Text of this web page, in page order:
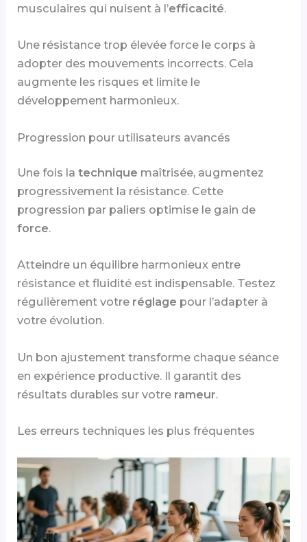
musculaires qui nuisent à l’efficacité.
Une résistance trop élevée force le corps à
adopter des mouvements incorrects. Cela
augmente les risques et limite le
développement harmonieux.
Progression pour utilisateurs avancés
Une fois latechnique maîtrisée, augmentez
progressivement la résistance. Cette
progression par paliers optimise le gain de
force.
Atteindre un équilibre harmonieux entre
résistance et fluidité est indispensable. Testez
régulièrement votre réglage pour l’adapter à
votre évolution.
Un bon ajustement transforme chaque séance
en expérience productive. Il garantit des
résultats durables sur votre rameur.
Les erreurs techniques les plus fréquentes